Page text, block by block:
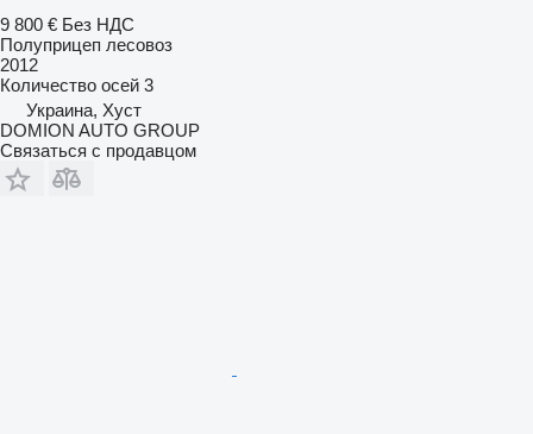
9 800 € Без НДС
Полуприцеп лесовоз
2012
Количество осей 3
Украина, Хуст
DOMION AUTO GROUP
Связаться с продавцом